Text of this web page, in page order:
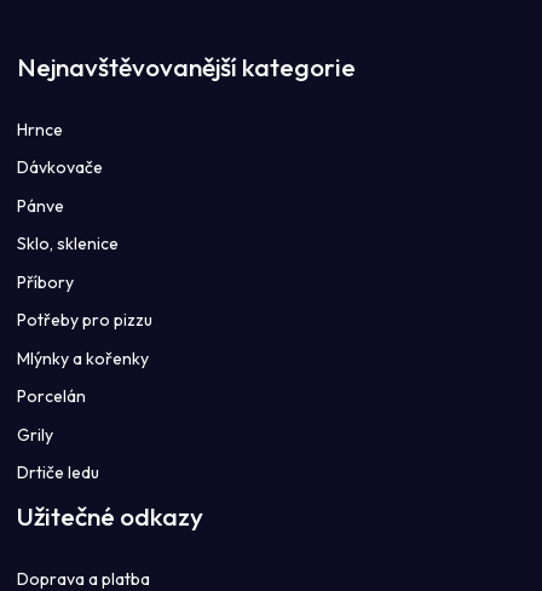
Nejnavštěvovanější kategorie
Hrnce
Dávkovače
Pánve
Sklo, sklenice
Příbory
Potřeby pro pizzu
Mlýnky a kořenky
Porcelán
Grily
Drtiče ledu
Užitečné odkazy
Doprava a platba